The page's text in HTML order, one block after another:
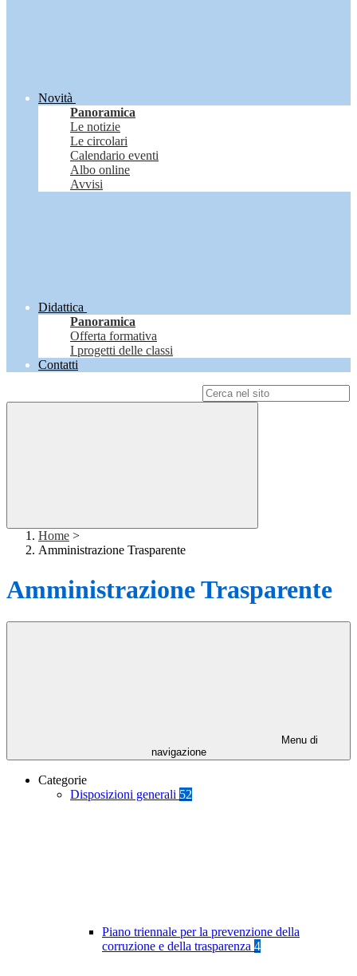
Novità
Panoramica
Le notizie
Le circolari
Calendario eventi
Albo online
Avvisi
Didattica
Panoramica
Offerta formativa
I progetti delle classi
Contatti
Home >
Amministrazione Trasparente
Amministrazione Trasparente
Menu di
navigazione
Categorie
Disposizioni generali 52
Piano triennale per la prevenzione della
corruzione e della trasparenza 4